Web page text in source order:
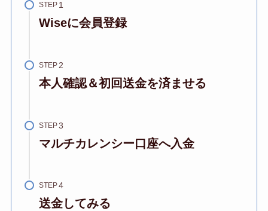
STEP
Wiseに会員登録
STEP
本人確認＆初回送金を済ませる
STEP
マルチカレンシー口座へ入金
STEP
送金してみる